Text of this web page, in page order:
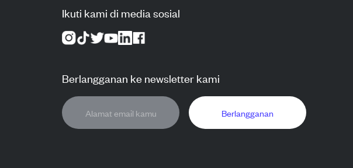
Ikuti kami di media sosial
Berlangganan ke newsletter kami
Berlangganan